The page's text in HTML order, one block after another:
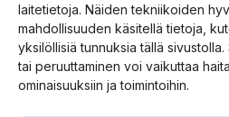
laitetietoja. Näiden tekniikoiden
mahdollisuuden käsitellä tietoja,
yksilöllisiä tunnuksia tällä
tai peruuttaminen voi vaikuttaa
ominaisuuksiin ja toimintoihin.
Lue lisää
Search